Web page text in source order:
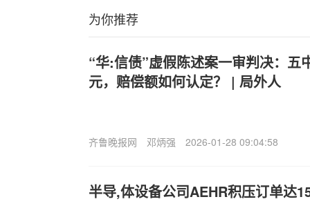
为你推荐
“华:信债”虚假陈述案一审判决：五
元，赔偿额如何认定？ | 局外人
齐鲁晚报网 邓炳强 2026-01-28 09:04:58
半导,体设备公司AEHR积压订单达